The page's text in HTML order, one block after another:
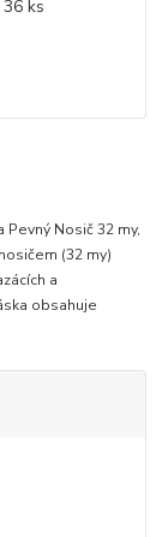
Pevný Nosič 32 my,
(32 my)
a
obsahuje